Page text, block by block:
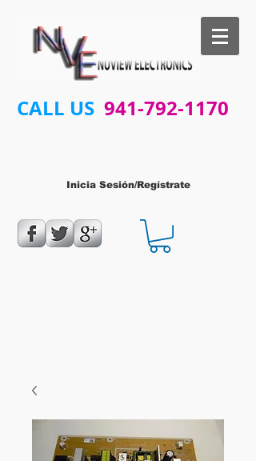
CALL US 941-792-1170
Inicia Sesión/Regístrate